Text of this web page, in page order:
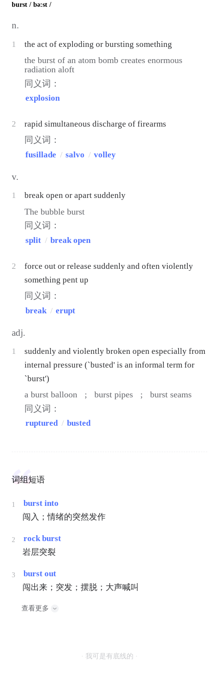
burst / bə:st /
n.
1 the act of exploding or bursting something
the burst of an atom bomb creates enormous
radiation aloft
同义词：
explosion
2 rapid simultaneous discharge of firearms
同义词：
fusillade / salvo / volley
v.
1 break open or apart suddenly
The bubble burst
同义词：
split / break open
2
force out or release suddenly and often violently
something pent up
同义词：
break / erupt
adj.
1
suddenly and violently broken open especially from
internal pressure (`busted' is an informal term for
`burst')
a burst balloon ; burst pipes ;
burst seams
同义词：
ruptured/ busted
词组短语
1
burst into
闯入；情绪的突然发作
2
rock burst
岩层突裂
3
burst out
闯出来；突发；摆脱；大声喊叫
查看更多
· 我可是有底线的 ·